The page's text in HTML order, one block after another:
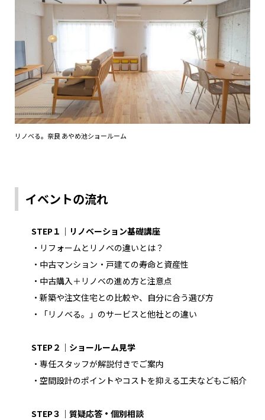
リノベる。奈良 あやめ池ショールーム
イベントの流れ
STEP１｜リノベーション基礎講座
・リフォームとリノベの違いとは？
・中古マンション・戸建ての寿命と資産性
・中古購入＋リノベの進め方と注意点
・新築や注文住宅との比較や、自分に合う選び方
・「リノベる。」のサービスと他社との違い
STEP２｜ショールーム見学
・専任スタッフが解説付きでご案内
・空間設計のポイントやコストを抑える工夫などもご紹介
STEP３｜質疑応答・個別相談